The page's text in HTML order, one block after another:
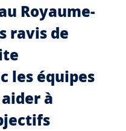
Royaume-
ravis de
les équipes
à